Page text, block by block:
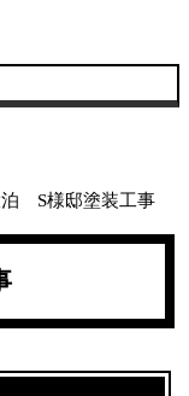
泊 S様邸塗装工事